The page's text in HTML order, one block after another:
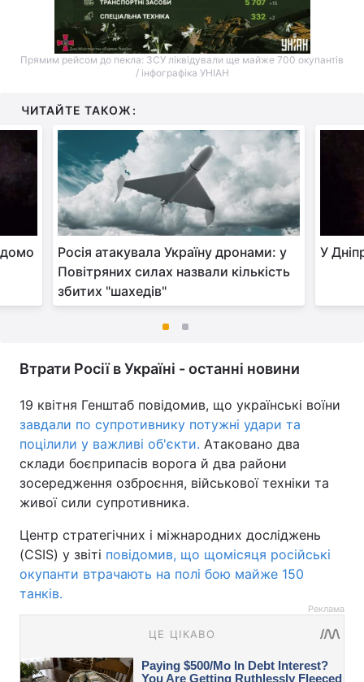
Прямим рейсом до пекла: ЗСУ ліквідували ще майже 700 окупантів
/ інфографіка УНІАН
ЧИТАЙТЕ ТАКОЖ:
Росія атакувала Україну дронами: у
Повітряних силах назвали кількість
збитих "шахедів"
У
Втрати Росії в Україні - останні новини
19 квітня Генштаб повідомив, що українські воїни
завдали по супротивнику потужні удари та
поцілили у важливі об'єкти. Атаковано два
склади боєприпасів ворога й два райони
зосередження озброєння, військової техніки та
живої сили супротивника.
Центр стратегічних і міжнародних досліджень
(CSIS) у звіті повідомив, що щомісяця російські
окупанти втрачають на полі бою майже 150
танків.
Реклама